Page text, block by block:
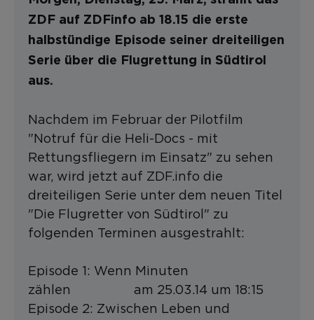
ZDF auf ZDFinfo ab 18.15 die erste
halbstündige Episode seiner dreiteiligen
Serie über die Flugrettung in Südtirol
aus.
Nachdem im Februar der Pilotfilm
"Notruf für die Heli-Docs - mit
Rettungsfliegern im Einsatz" zu sehen
war, wird jetzt auf ZDF.info die
dreiteiligen Serie unter dem neuen Titel
"Die Flugretter von Südtirol" zu
folgenden Terminen ausgestrahlt:
Episode 1: Wenn Minuten
zählen am 25.03.14 um 18:15
Episode 2: Zwischen Leben und